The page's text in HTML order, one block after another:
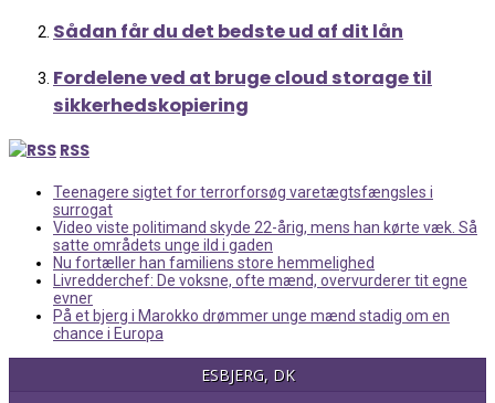
Sådan får du det bedste ud af dit lån
Fordelene ved at bruge cloud storage til
sikkerhedskopiering
RSS
Teenagere sigtet for terrorforsøg varetægtsfængsles i
surrogat
Video viste politimand skyde 22-årig, mens han kørte væk. Så
satte områdets unge ild i gaden
Nu fortæller han familiens store hemmelighed
Livredderchef: De voksne, ofte mænd, overvurderer tit egne
evner
På et bjerg i Marokko drømmer unge mænd stadig om en
chance i Europa
ESBJERG, DK